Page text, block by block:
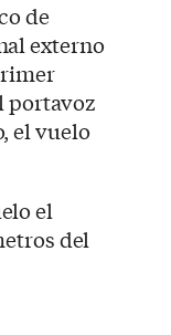
de
externo
portavoz
el vuelo
el
del